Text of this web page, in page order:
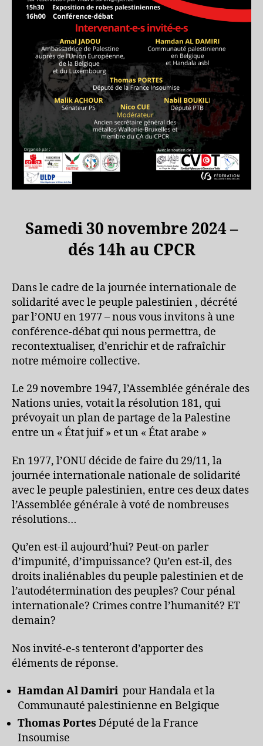
Samedi 30 novembre 2024 –
dés 14h au CPCR
Dans le cadre de la journée internationale de
solidarité avec le peuple palestinien , décrété
par l’ONU en 1977 – nous vous invitons à une
conférence-débat qui nous permettra, de
recontextualiser, d’enrichir et de rafraîchir
notre mémoire collective.
Le 29 novembre 1947, l’Assemblée générale des
Nations unies, votait la résolution 181, qui
prévoyait un plan de partage de la Palestine
entre un « État juif » et un « État arabe »
En 1977, l’ONU décide de faire du 29/11, la
journée internationale nationale de solidarité
avec le peuple palestinien, entre ces deux dates
l’Assemblée générale à voté de nombreuses
résolutions…
Qu’en est-il aujourd’hui? Peut-on parler
d’impunité, d’impuissance? Qu’en est-il, des
droits inaliénables du peuple palestinien et de
l’autodétermination des peuples? Cour pénal
internationale? Crimes contre l’humanité? ET
demain?
Nos invité-e-s tenteront d’apporter des
éléments de réponse.
Hamdan Al Damiri pour Handala et la
Communauté palestinienne en Belgique
Thomas Portes Député de la France
Insoumise